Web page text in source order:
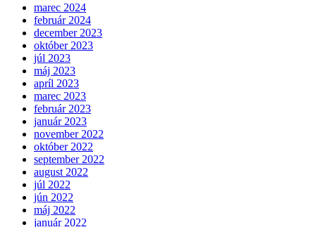
marec 2024
február 2024
december 2023
október 2023
júl 2023
máj 2023
apríl 2023
marec 2023
február 2023
január 2023
november 2022
október 2022
september 2022
august 2022
júl 2022
jún 2022
máj 2022
január 2022